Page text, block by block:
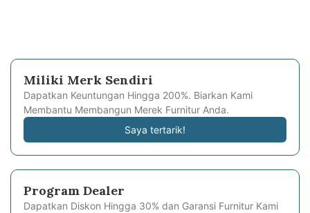
Miliki Merk Sendiri
Dapatkan Keuntungan Hingga 200%. Biarkan Kami
Membantu Membangun Merek Furnitur Anda.
Saya tertarik!
Program Dealer
Dapatkan Diskon Hingga 30% dan Garansi Furnitur Kami